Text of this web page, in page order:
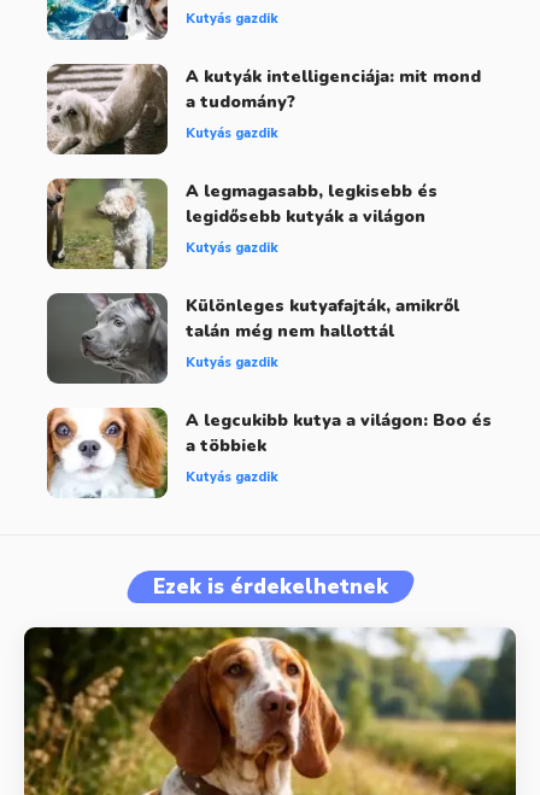
Kutyás gazdik
A kutyák intelligenciája: mit mond
a tudomány?
Kutyás gazdik
A legmagasabb, legkisebb és
legidősebb kutyák a világon
Kutyás gazdik
Különleges kutyafajták, amikről
talán még nem hallottál
Kutyás gazdik
A legcukibb kutya a világon: Boo és
a többiek
Kutyás gazdik
Ezek is érdekelhetnek